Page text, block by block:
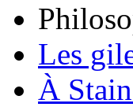
Les
À